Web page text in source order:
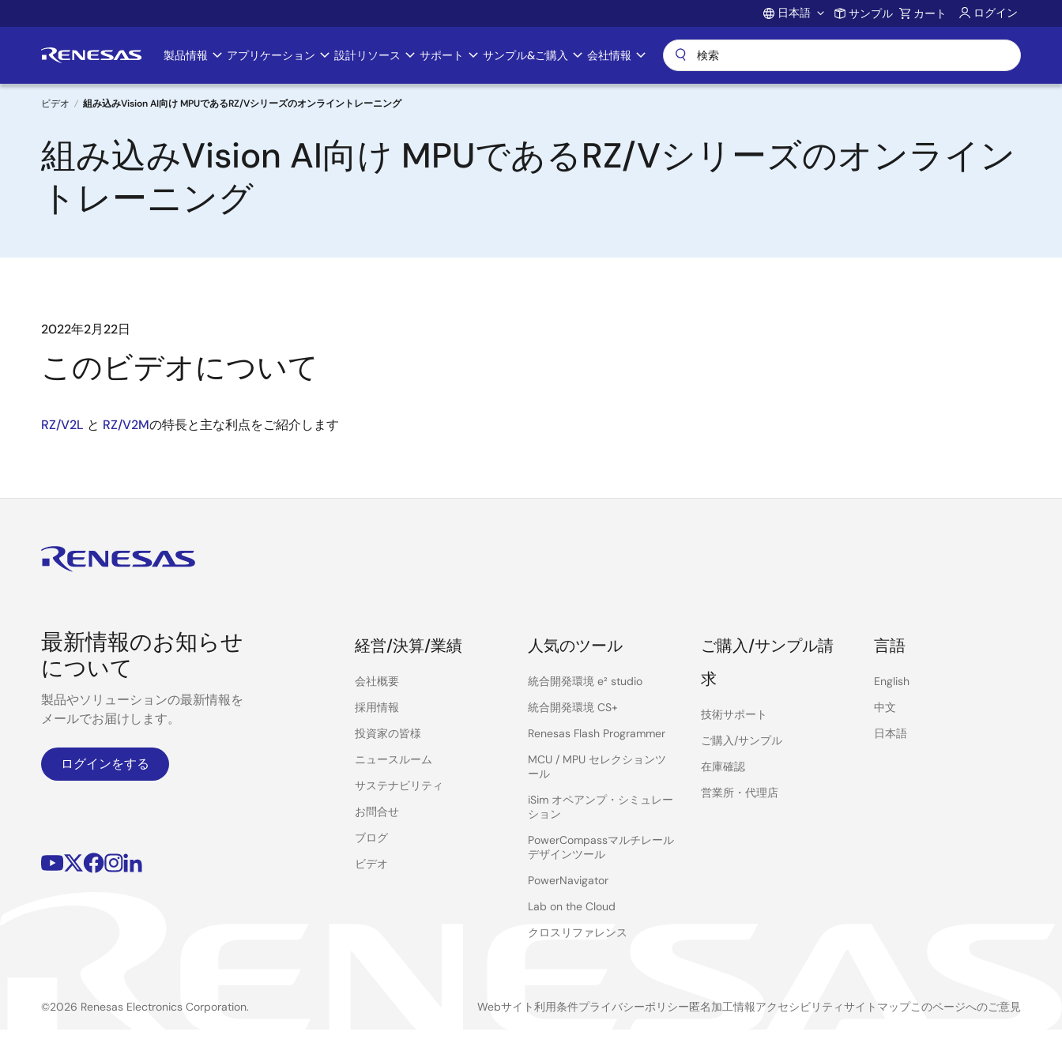
イ
ン
Account
日本語 サンプル カート ログイン
Main
navigation
製品情報 アプリケーション 設計リソース サポート サンプル&ご購入 会社情報
パ
ン
く
ビデオ 組み込みVision AI向け MPUであるRZ/Vシリーズのオンライントレーニング
組み込みVision AI向け MPUであるRZ/Vシリーズのオンライン
トレーニング
2022年2月22日
このビデオについて
RZ/V2L と RZ/V2Mの特長と主な利点をご紹介します
最新情報のお知らせ
について
製品やソリューションの最新情報を
メールでお届けします。
ログインをする
経営/決算/業績
会社概要
採用情報
投資家の皆様
ニュースルーム
サステナビリティ
お問合せ
ブログ
ビデオ
人気のツール
統合開発環境 e² studio
統合開発環境 CS+
Renesas Flash Programmer
MCU / MPU セレクションツ
ール
iSim オペアンプ・シミュレー
ション
PowerCompassマルチレール
デザインツール
PowerNavigator
Lab on the Cloud
クロスリファレンス
ご購入/サンプル請
求
技術サポート
ご購入/サンプル
在庫確認
営業所・代理店
言語
English
中文
日本語
©2026 Renesas Electronics Corporation. Webサイト利用条件プライバシーポリシー匿名加工情報アクセシビリティサイトマップこのページへのご意見